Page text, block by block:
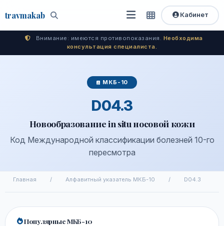
travmakab Поиск
Открыть
меню
Быстрый
доступ
Кабинет
Внимание: имеются противопоказания. Необходима
консультация специалиста.
МКБ-10
D04.3
Новообразование in situ носовой кожи
Код Международной классификации болезней 10-го
пересмотра
Главная / Алфавитный указатель МКБ-10 / D04.3
Популярные МКБ-10